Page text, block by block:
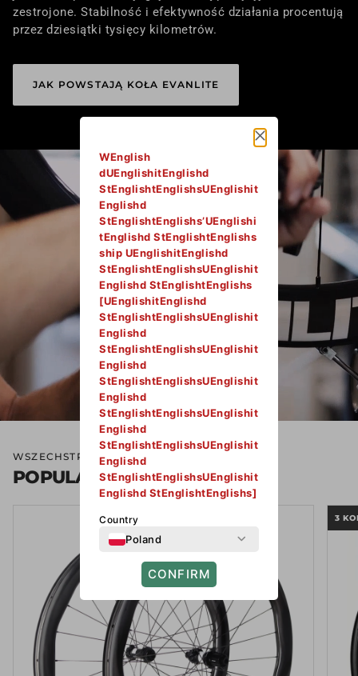
zestrojone. Stabilność i efektywność działania procentują
przez dziesiątki tysięcy kilometrów.
JAK POWSTAJĄ KOŁA EVANLITE
WSZECHSTRONNE PRZEZNACZENIE
POPULARNE MODELE
3
WEnglish
dUEnglishitEnglishd
StEnglishtEnglishsUEnglishit
Englishd
StEnglishtEnglishs’UEnglishi
tEnglishd StEnglishtEnglishs
ship UEnglishitEnglishd
StEnglishtEnglishsUEnglishit
Englishd StEnglishtEnglishs
[UEnglishitEnglishd
StEnglishtEnglishsUEnglishit
Englishd
StEnglishtEnglishsUEnglishit
Englishd
StEnglishtEnglishsUEnglishit
Englishd
StEnglishtEnglishsUEnglishit
Englishd
StEnglishtEnglishsUEnglishit
Englishd
StEnglishtEnglishsUEnglishit
Englishd StEnglishtEnglishs]
Country
Poland
CONFIRM